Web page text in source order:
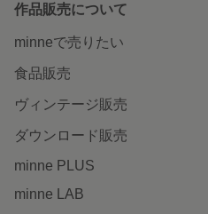
作品販売について
minneで売りたい
食品販売
ヴィンテージ販売
ダウンロード販売
minne PLUS
minne LAB